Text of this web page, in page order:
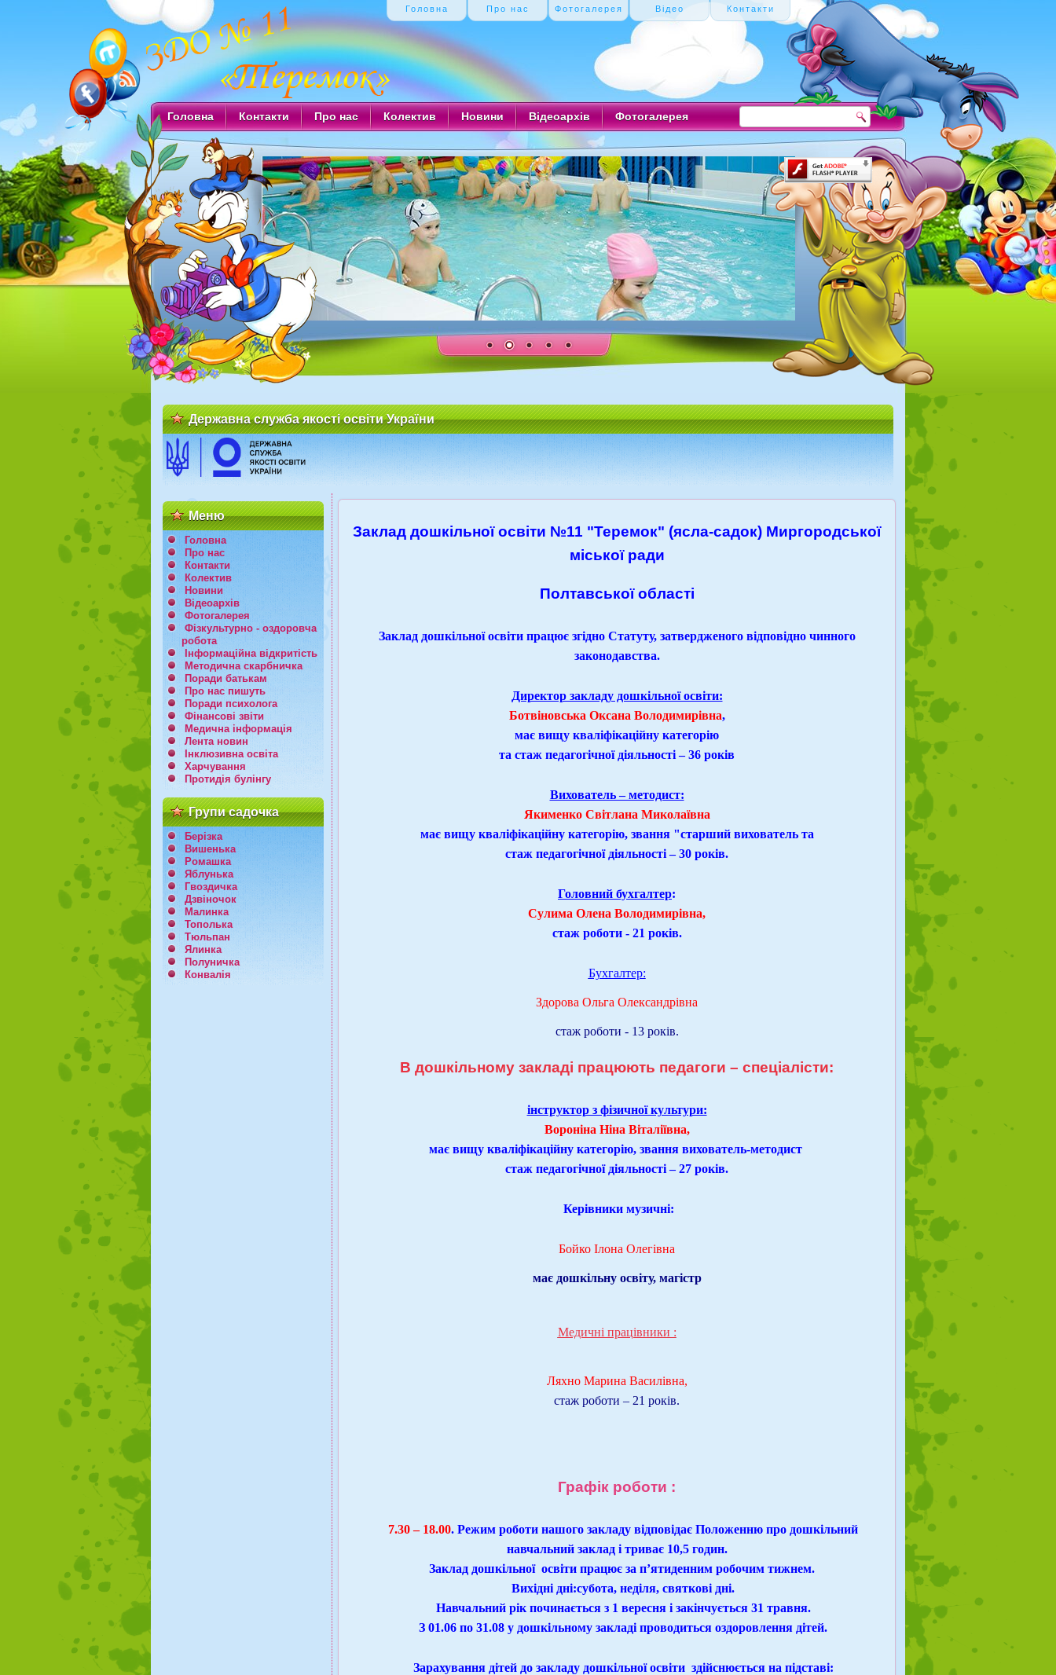
Головна Про нас Фотогалерея Відео Контакти
Головна Контакти Про нас Колектив Новини Відеоархів Фотогалерея
Державна служба якості освіти України
Меню
Головна
Про нас
Контакти
Колектив
Новини
Відеоархів
Фотогалерея
Фізкультурно - оздоровча
робота
Інформаційна відкритість
Методична скарбничка
Поради батькам
Про нас пишуть
Поради психолога
Фінансові звіти
Медична інформація
Лента новин
Інклюзивна освіта
Харчування
Протидія булінгу
Групи садочка
Берізка
Вишенька
Ромашка
Яблунька
Гвоздичка
Дзвіночок
Малинка
Тополька
Тюльпан
Ялинка
Полуничка
Конвалія
Заклад дошкільної освіти №11 "Теремок" (ясла-садок) Миргородської
міської ради
Полтавської області
Заклад дошкільної освіти працює згідно Статуту, затвердженого відповідно чинного
законодавства.
Директор закладу дошкільної освіти:
Ботвіновська Оксана Володимирівна,
має вищу кваліфікаційну категорію
та стаж педагогічної діяльності – 36 років
Вихователь – методист:
Якименко Світлана Миколаївна
має вищу кваліфікаційну категорію, звання "старший вихователь та
стаж педагогічної діяльності – 30 років.
Головний бухгалтер:
Сулима Олена Володимирівна,
стаж роботи - 21 років.
Бухгалтер:
Здорова Ольга Олександрівна
стаж роботи - 13 років.
В дошкільному закладі працюють педагоги – спеціалісти:
інструктор з фізичної культури:
Вороніна Ніна Віталіївна,
має вищу кваліфікаційну категорію, звання вихователь-методист
стаж педагогічної діяльності – 27 років.
Керівники музичні:
Бойко Ілона Олегівна
має дошкільну освіту, магістр
Mедичні працівники :
Ляхно Марина Василівна,
стаж роботи – 21 років.
Графік роботи :
7.30 – 18.00. Режим роботи нашого закладу відповідає Положенню про дошкільний
навчальний заклад і триває 10,5 годин.
Заклад дошкільної освіти працює за п’ятиденним робочим тижнем.
Вихідні дні:субота, неділя, святкові дні.
Навчальний рік починається з 1 вересня і закінчується 31 травня.
З 01.06 по 31.08 у дошкільному закладі проводиться оздоровлення дітей.
Зарахування дітей до закладу дошкільної освіти здійснюється на підставі: